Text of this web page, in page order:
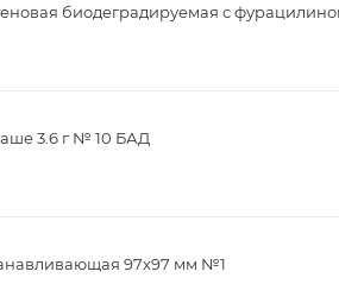
биодеградируемая с
3.6 г № 10 БАД
97х97 мм №1